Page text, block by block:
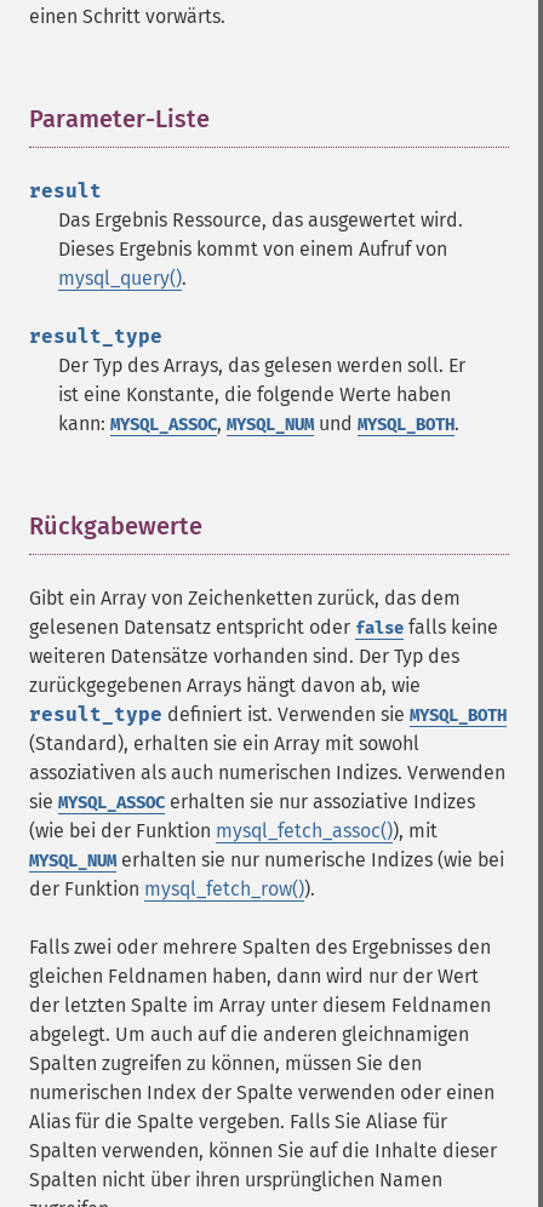
einen Schritt vorwärts.
Parameter-Liste
result
Das Ergebnis Ressource, das ausgewertet wird.
Dieses Ergebnis kommt von einem Aufruf von
mysql_query().
result_type
Der Typ des Arrays, das gelesen werden soll. Er
ist eine Konstante, die folgende Werte haben
kann: MYSQL_ASSOC, MYSQL_NUMund MYSQL_BOTH.
Rückgabewerte
Gibt ein Array von Zeichenketten zurück, das dem
gelesenen Datensatz entspricht oder false falls keine
weiteren Datensätze vorhanden sind. Der Typ des
zurückgegebenen Arrays hängt davon ab, wie
result_type definiert ist. Verwenden sie MYSQL_BOTH
(Standard), erhalten sie ein Array mit sowohl
assoziativen als auch numerischen Indizes. Verwenden
sie MYSQL_ASSOC erhalten sie nur assoziative Indizes
(wie bei der Funktion mysql_fetch_assoc()), mit
MYSQL_NUMerhalten sie nur numerische Indizes (wie bei
der Funktion mysql_fetch_row()).
Falls zwei oder mehrere Spalten des Ergebnisses den
gleichen Feldnamen haben, dann wird nur der Wert
der letzten Spalte im Array unter diesem Feldnamen
abgelegt. Um auch auf die anderen gleichnamigen
Spalten zugreifen zu können, müssen Sie den
numerischen Index der Spalte verwenden oder einen
Alias für die Spalte vergeben. Falls Sie Aliase für
Spalten verwenden, können Sie auf die Inhalte dieser
Spalten nicht über ihren ursprünglichen Namen